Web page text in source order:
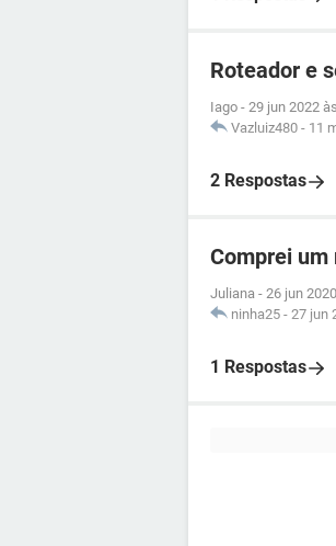
Roteador e
Iago - 29 jun 2022
Vazluiz480 - 11
2 Respostas
Comprei um
Juliana - 26 jun
ninha25 - 27 jun
1 Respostas